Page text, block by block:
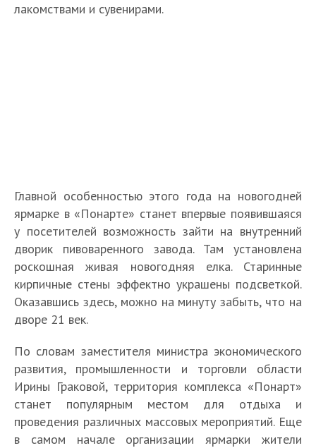
лакомствами и сувенирами.
Главной особенностью этого года на новогодней
ярмарке в «Понарте» станет впервые появившаяся
у посетителей возможность зайти на внутренний
дворик пивоваренного завода. Там установлена
роскошная живая новогодняя елка. Старинные
кирпичные стены эффектно украшены подсветкой.
Оказавшись здесь, можно на минуту забыть, что на
дворе 21 век.
По словам заместителя министра экономического
развития, промышленности и торговли области
Ирины Граковой, территория комплекса «Понарт»
станет популярным местом для отдыха и
проведения различных массовых мероприятий. Еще
в самом начале организации ярмарки жители